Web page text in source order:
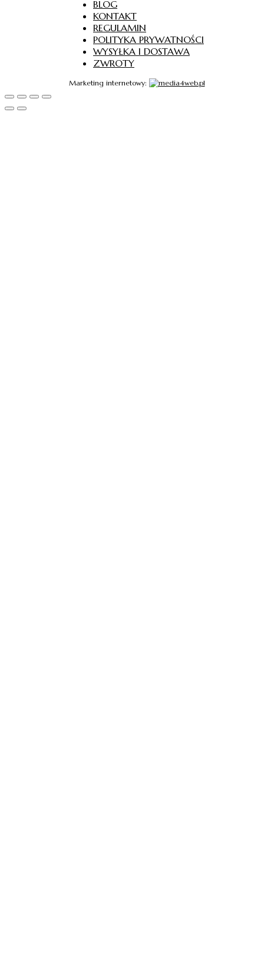
BLOG
KONTAKT
REGULAMIN
POLITYKA PRYWATNOŚCI
WYSYŁKA I DOSTAWA
ZWROTY
Marketing internetowy: